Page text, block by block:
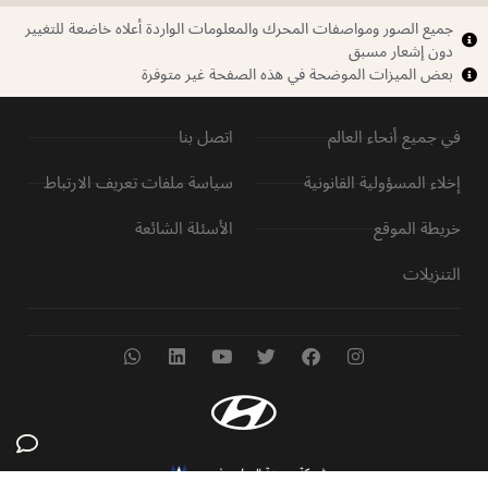
جميع الصور ومواصفات المحرك والمعلومات الواردة أعلاه خاضعة للتغيير
دون إشعار مسبق
بعض الميزات الموضحة في هذه الصفحة غير متوفرة
في جميع أنحاء العالم
إخلاء المسؤولية القانونية
خريطة الموقع
التنزيلات
اتصل بنا
سياسة ملفات تعريف الارتباط
الأسئلة الشائعة